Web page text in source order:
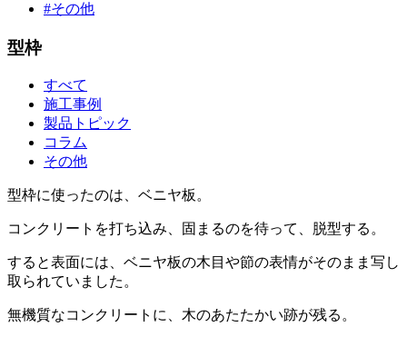
#その他
型枠
すべて
施工事例
製品トピック
コラム
その他
型枠に使ったのは、ベニヤ板。
コンクリートを打ち込み、固まるのを待って、脱型する。
すると表面には、ベニヤ板の木目や節の表情がそのまま写し
取られていました。
無機質なコンクリートに、木のあたたかい跡が残る。